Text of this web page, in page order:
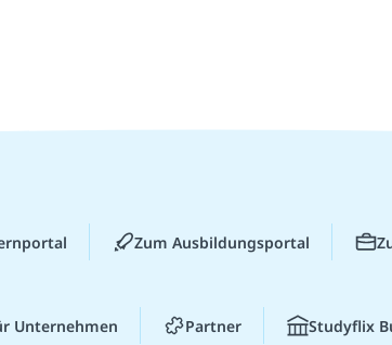
Zum Ausbildungsportal
Unternehmen Partner Studyflix